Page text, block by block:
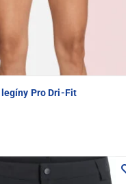
Pro Dri-Fit